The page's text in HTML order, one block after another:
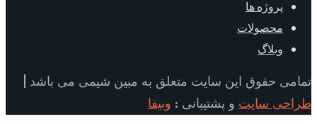
پروژه ها
محصولات
وبلاگ
تمامی حقوق این سایت متعلق به مبین شیمی می باشد |
طراحی سایت و پشتیبانی : وبیفا